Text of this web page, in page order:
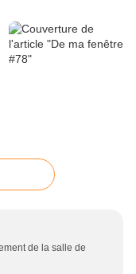
de la salle de